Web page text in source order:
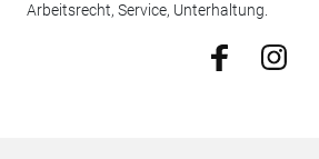
Arbeitsrecht, Service, Unterhaltung.